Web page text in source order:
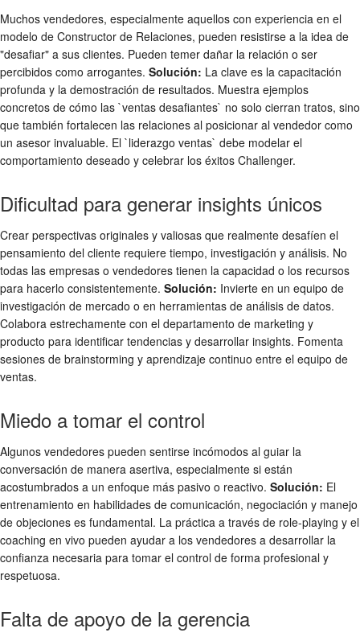
Muchos vendedores, especialmente aquellos con experiencia en el
modelo de Constructor de Relaciones, pueden resistirse a la idea de
"desafiar" a sus clientes. Pueden temer dañar la relación o ser
percibidos como arrogantes. Solución: La clave es la capacitación
profunda y la demostración de resultados. Muestra ejemplos
concretos de cómo las `ventas desafiantes` no solo cierran tratos, sino
que también fortalecen las relaciones al posicionar al vendedor como
un asesor invaluable. El `liderazgo ventas` debe modelar el
comportamiento deseado y celebrar los éxitos Challenger.
Dificultad para generar insights únicos
Crear perspectivas originales y valiosas que realmente desafíen el
pensamiento del cliente requiere tiempo, investigación y análisis. No
todas las empresas o vendedores tienen la capacidad o los recursos
para hacerlo consistentemente. Solución: Invierte en un equipo de
investigación de mercado o en herramientas de análisis de datos.
Colabora estrechamente con el departamento de marketing y
producto para identificar tendencias y desarrollar insights. Fomenta
sesiones de brainstorming y aprendizaje continuo entre el equipo de
ventas.
Miedo a tomar el control
Algunos vendedores pueden sentirse incómodos al guiar la
conversación de manera asertiva, especialmente si están
acostumbrados a un enfoque más pasivo o reactivo. Solución: El
entrenamiento en habilidades de comunicación, negociación y manejo
de objeciones es fundamental. La práctica a través de role-playing y el
coaching en vivo pueden ayudar a los vendedores a desarrollar la
confianza necesaria para tomar el control de forma profesional y
respetuosa.
Falta de apoyo de la gerencia